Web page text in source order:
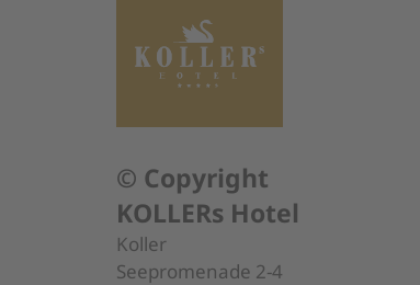
© Copyright
KOLLERs Hotel
Koller
Seepromenade 2-4